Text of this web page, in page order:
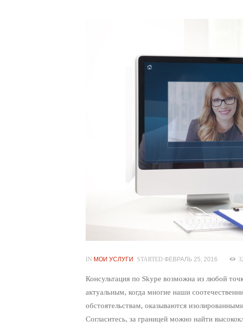
IN МОИ УСЛУГИ STARTED ФЕВРАЛЬ 25, 2016
Консультация по Skype возможна из любой
актуальным, когда многие наши
обстоятельствам, оказываются
Согласитесь, за границей можно найти